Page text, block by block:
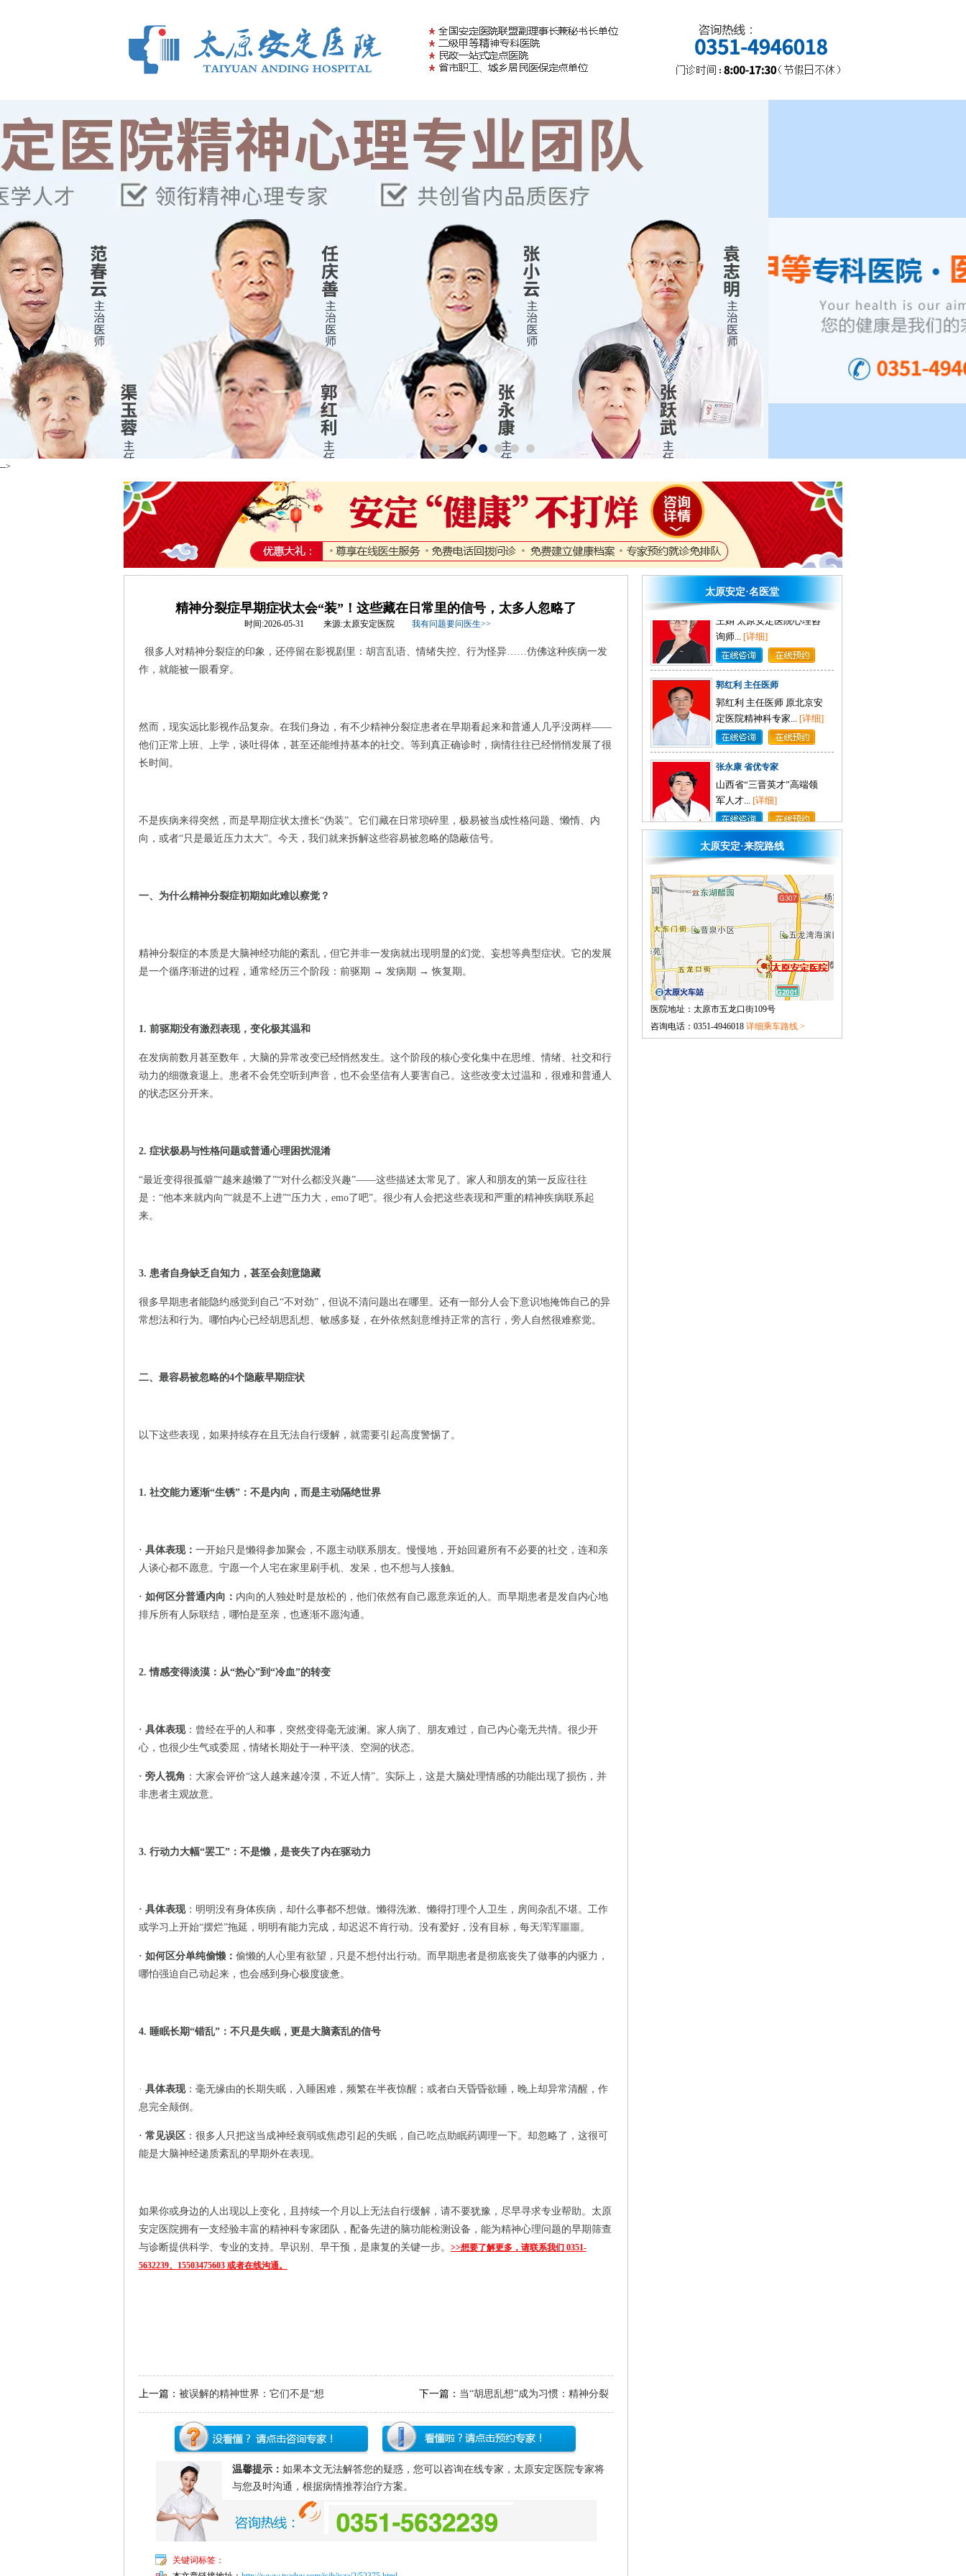
-->
精神分裂症早期症状太会“装”！这些藏在日常里的信号，太多人忽略了
时间:2026-05-31 来源:太原安定医院 我有问题要问医生>>
很多人对精神分裂症的印象，还停留在影视剧里：胡言乱语、情绪失控、行为怪异……仿佛这种疾病一发
作，就能被一眼看穿。
然而，现实远比影视作品复杂。在我们身边，有不少精神分裂症患者在早期看起来和普通人几乎没两样——
他们正常上班、上学，谈吐得体，甚至还能维持基本的社交。等到真正确诊时，病情往往已经悄悄发展了很
长时间。
不是疾病来得突然，而是早期症状太擅长“伪装”。它们藏在日常琐碎里，极易被当成性格问题、懒惰、内
向，或者“只是最近压力太大”。今天，我们就来拆解这些容易被忽略的隐蔽信号。
一、为什么精神分裂症初期如此难以察觉？
精神分裂症的本质是大脑神经功能的紊乱，但它并非一发病就出现明显的幻觉、妄想等典型症状。它的发展
是一个循序渐进的过程，通常经历三个阶段：前驱期 → 发病期 → 恢复期。
1. 前驱期没有激烈表现，变化极其温和
在发病前数月甚至数年，大脑的异常改变已经悄然发生。这个阶段的核心变化集中在思维、情绪、社交和行
动力的细微衰退上。患者不会凭空听到声音，也不会坚信有人要害自己。这些改变太过温和，很难和普通人
的状态区分开来。
2. 症状极易与性格问题或普通心理困扰混淆
“最近变得很孤僻”“越来越懒了”“对什么都没兴趣”——这些描述太常见了。家人和朋友的第一反应往往
是：“他本来就内向”“就是不上进”“压力大，emo了吧”。很少有人会把这些表现和严重的精神疾病联系起
来。
3. 患者自身缺乏自知力，甚至会刻意隐藏
很多早期患者能隐约感觉到自己“不对劲”，但说不清问题出在哪里。还有一部分人会下意识地掩饰自己的异
常想法和行为。哪怕内心已经胡思乱想、敏感多疑，在外依然刻意维持正常的言行，旁人自然很难察觉。
二、最容易被忽略的4个隐蔽早期症状
以下这些表现，如果持续存在且无法自行缓解，就需要引起高度警惕了。
1. 社交能力逐渐“生锈”：不是内向，而是主动隔绝世界
· 具体表现： 一开始只是懒得参加聚会，不愿主动联系朋友。慢慢地，开始回避所有不必要的社交，连和亲
人谈心都不愿意。宁愿一个人宅在家里刷手机、发呆，也不想与人接触。
· 如何区分普通内向： 内向的人独处时是放松的，他们依然有自己愿意亲近的人。而早期患者是发自内心地
排斥所有人际联结，哪怕是至亲，也逐渐不愿沟通。
2. 情感变得淡漠：从“热心”到“冷血”的转变
· 具体表现：曾经在乎的人和事，突然变得毫无波澜。家人病了、朋友难过，自己内心毫无共情。很少开
心，也很少生气或委屈，情绪长期处于一种平淡、空洞的状态。
· 旁人视角 ：大家会评价“这人越来越冷漠，不近人情”。实际上，这是大脑处理情感的功能出现了损伤，并
非患者主观故意。
3. 行动力大幅“罢工”：不是懒，是丧失了内在驱动力
· 具体表现：明明没有身体疾病，却什么事都不想做。懒得洗漱、懒得打理个人卫生，房间杂乱不堪。工作
或学习上开始“摆烂”拖延，明明有能力完成，却迟迟不肯行动。没有爱好，没有目标，每天浑浑噩噩。
· 如何区分单纯偷懒： 偷懒的人心里有欲望，只是不想付出行动。而早期患者是彻底丧失了做事的内驱力，
哪怕强迫自己动起来，也会感到身心极度疲惫。
4. 睡眠长期“错乱”：不只是失眠，更是大脑紊乱的信号
· 具体表现：毫无缘由的长期失眠，入睡困难，频繁在半夜惊醒；或者白天昏昏欲睡，晚上却异常清醒，作
息完全颠倒。
· 常见误区 ：很多人只把这当成神经衰弱或焦虑引起的失眠，自己吃点助眠药调理一下。却忽略了，这很可
能是大脑神经递质紊乱的早期外在表现。
如果你或身边的人出现以上变化，且持续一个月以上无法自行缓解，请不要犹豫，尽早寻求专业帮助。太原
安定医院拥有一支经验丰富的精神科专家团队，配备先进的脑功能检测设备，能为精神心理问题的早期筛查
与诊断提供科学、专业的支持。早识别、早干预，是康复的关键一步。 >>想要了解更多，请联系我们 0351-
5632239、15503475603 或者在线沟通。
上一篇： 被误解的精神世界：它们不是“想 下一篇： 当“胡思乱想”成为习惯：精神分裂
温馨提示： 如果本文无法解答您的疑惑，您可以咨询在线专家，太原安定医院专家将
与您及时沟通，根据病情推荐治疗方案。
关键词标签：
太原安定·名医堂
定医院精神科专家...
山西省“三晋英才”高端领
刘佳云 主任医师
太原安定医院内科主任，
原太原市人民医院心肾内
科主任太原市医学学科带
头人...
侯玉洁 国家二级心理咨询师
长期从事心理、教育咨询
与培训方面工作，系统接
受心理咨询专业理论和实
操培训...
范春云 主治医师
太原安定医院病区主任，
闻莉 国家二级心理咨询师
闻莉 国家二级心理咨询师
太原安定医...[详细]
王娟 心理咨询师
王娟 太原安定医院心理咨
询师...[详细]
郭红利 主任医师
郭红利 主任医师 原北京安
定医院精神科专家...
张永康 省优专家
山西省“三晋英才”高端领
军人才...[详细]
渠玉蓉 主任医师
家，原山西省精神卫生中
刘佳云 主任医师
太原安定医院内科主任，
原太原市人民医院心肾内
科主任太原市医学学科带
头人...[详细]
侯玉洁 国家二级心理咨询师
长期从事心理、教育咨询
与培训方面工作，系统接
受心理咨询专业理论和实
太原安定·来院路线
医院地址：太原市五龙口街109号
咨询电话：0351-4946018 详细乘车路线 >